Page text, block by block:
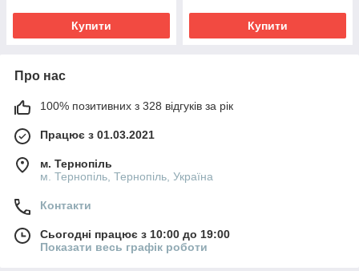
Купити Купити
Про нас
100% позитивних з 328 відгуків за рік
Працює з 01.03.2021
м. Тернопіль
м. Тернопіль, Тернопіль, Україна
Контакти
Сьогодні працює з 10:00 до 19:00
Показати весь графік роботи